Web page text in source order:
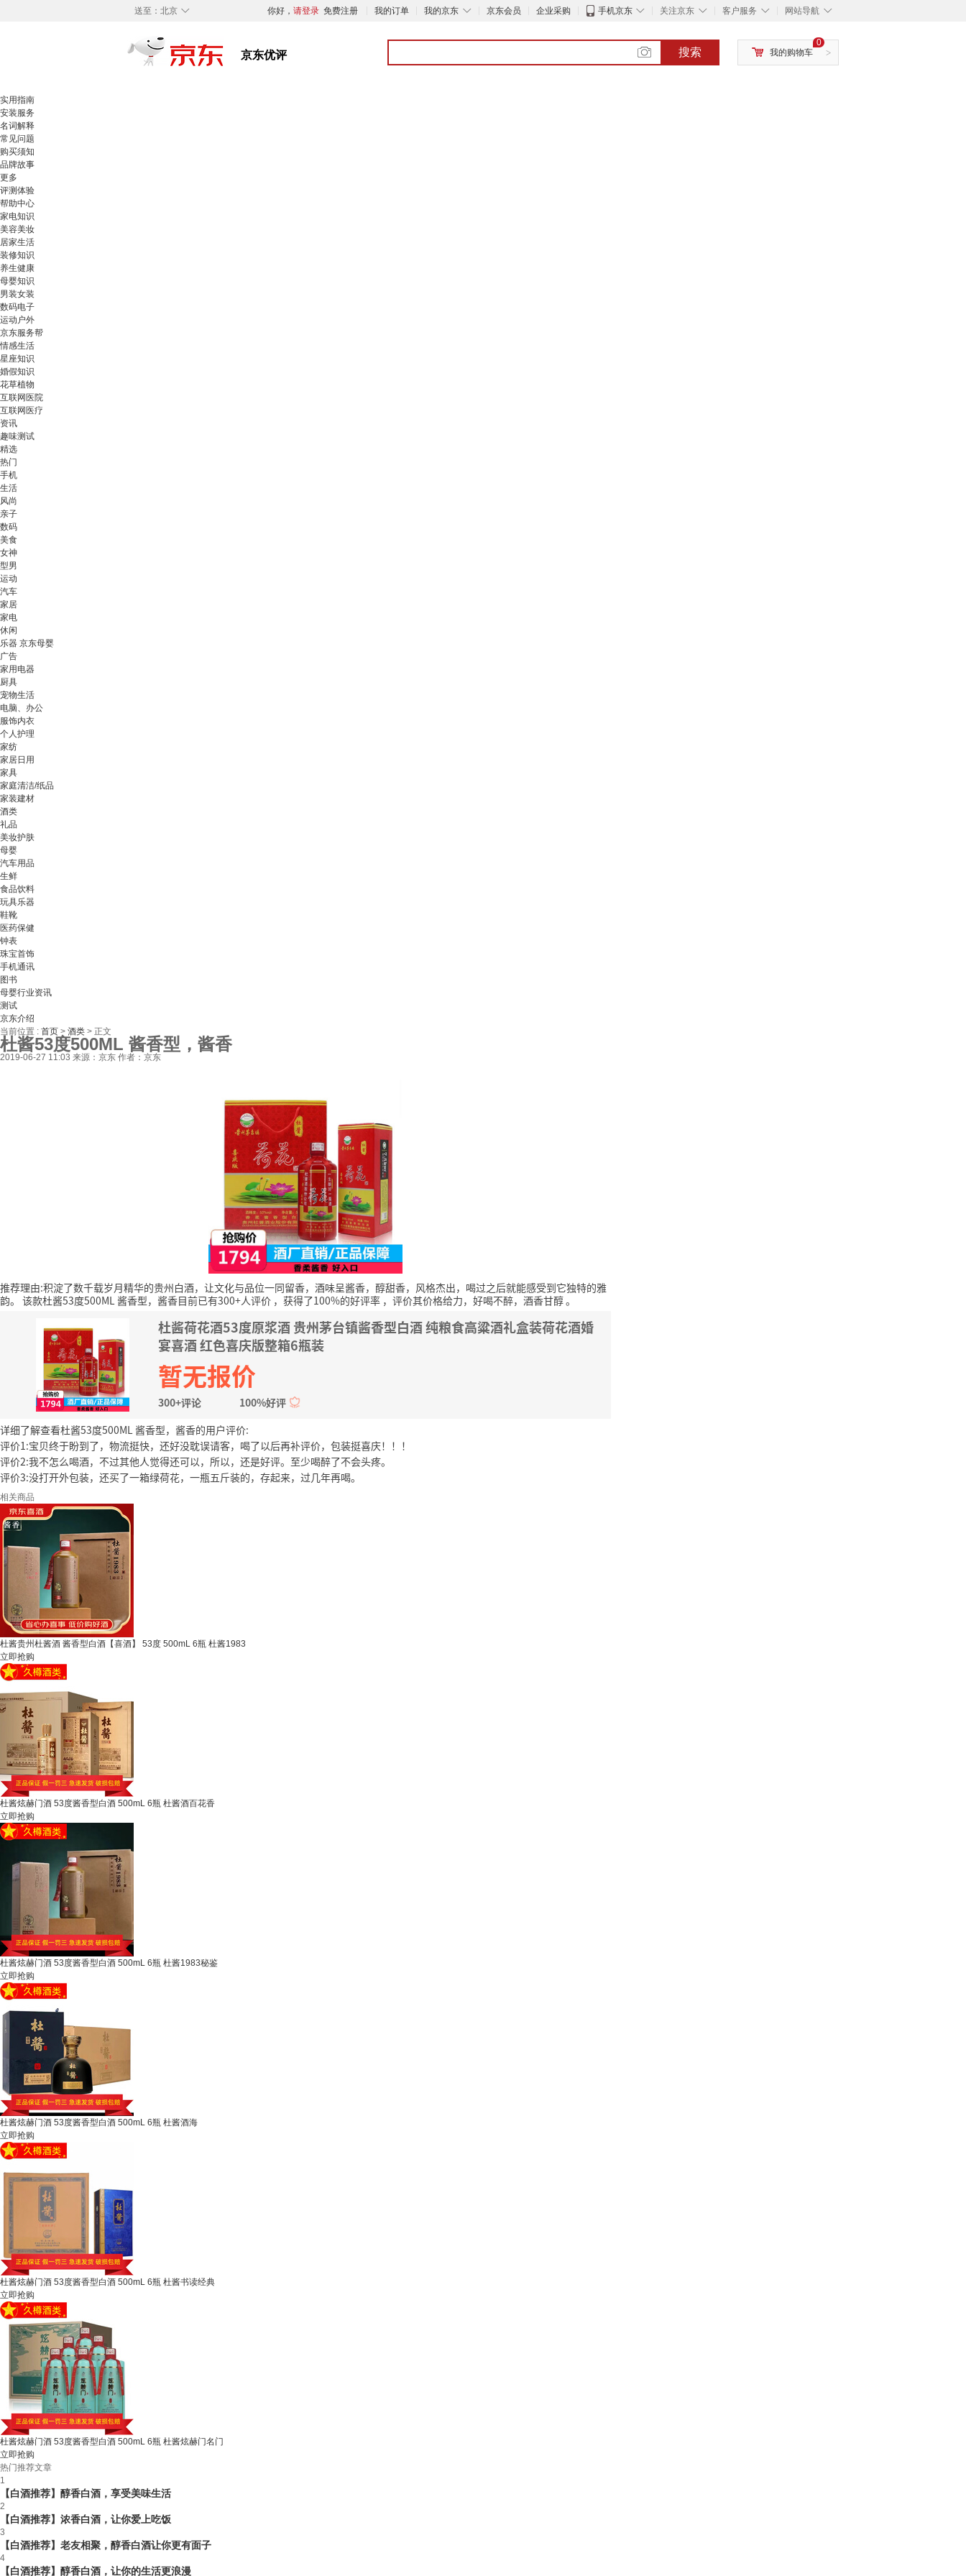
◇
送至： 北京 你好， 请登录 免费注册 我的订单 ◇
我的京东 京东会员 企业采购 ◇
手机京东 ◇
关注京东 ◇
客户服务 ◇
网站导航
搜索 >
0
我的购物车
实用指南
安装服务
名词解释
常见问题
购买须知
品牌故事
更多
评测体验
帮助中心
家电知识
美容美妆
居家生活
装修知识
养生健康
母婴知识
男装女装
数码电子
运动户外
京东服务帮
情感生活
星座知识
婚假知识
花草植物
互联网医院
互联网医疗
资讯
趣味测试
精选
热门
手机
生活
风尚
亲子
数码
美食
女神
型男
运动
汽车
家居
家电
休闲
乐器 京东母婴
广告
家用电器
厨具
宠物生活
电脑、办公
服饰内衣
个人护理
家纺
家居日用
家具
家庭清洁/纸品
家装建材
酒类
礼品
美妆护肤
母婴
汽车用品
生鲜
食品饮料
玩具乐器
鞋靴
医药保健
钟表
珠宝首饰
手机通讯
图书
母婴行业资讯
测试
京东介绍
当前位置 : 首页 > 酒类 > 正文
杜酱53度500ML 酱香型，酱香
2019-06-27 11:03 来源：京东 作者：京东
推荐理由:积淀了数千载岁月精华的贵州白酒，让文化与品位一同留香，酒味呈酱香，醇甜香，风格杰出，喝过之后就能感受到它独特的雅
韵。 该款杜酱53度500ML 酱香型，酱香目前已有300+人评价 ，获得了100%的好评率 ，评价其价格给力，好喝不醉，酒香甘醇。
杜酱荷花酒53度原浆酒 贵州茅台镇酱香型白酒 纯粮食高粱酒礼盒装荷花酒婚
宴喜酒 红色喜庆版整箱6瓶装
暂无报价
300+评论
100%好评
详细了解查看杜酱53度500ML 酱香型，酱香的用户评价:
评价1:宝贝终于盼到了，物流挺快，还好没耽误请客，喝了以后再补评价，包装挺喜庆！！！
评价2:我不怎么喝酒，不过其他人觉得还可以，所以，还是好评。至少喝醉了不会头疼。
评价3:没打开外包装，还买了一箱绿荷花，一瓶五斤装的，存起来，过几年再喝。
相关商品
杜酱贵州杜酱酒 酱香型白酒【喜酒】 53度 500mL 6瓶 杜酱1983
立即抢购
杜酱炫赫门酒 53度酱香型白酒 500mL 6瓶 杜酱酒百花香
立即抢购
杜酱炫赫门酒 53度酱香型白酒 500mL 6瓶 杜酱1983秘鉴
立即抢购
杜酱炫赫门酒 53度酱香型白酒 500mL 6瓶 杜酱酒海
立即抢购
杜酱炫赫门酒 53度酱香型白酒 500mL 6瓶 杜酱书读经典
立即抢购
杜酱炫赫门酒 53度酱香型白酒 500mL 6瓶 杜酱炫赫门名门
立即抢购
热门推荐文章
1
【白酒推荐】醇香白酒，享受美味生活
2
【白酒推荐】浓香白酒，让你爱上吃饭
3
【白酒推荐】老友相聚，醇香白酒让你更有面子
4
【白酒推荐】醇香白酒，让你的生活更浪漫